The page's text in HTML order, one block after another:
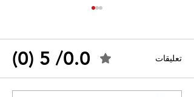
تعليقات 0.0/ 5 (0)